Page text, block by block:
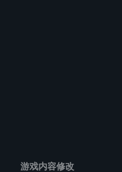
游戏内容修改